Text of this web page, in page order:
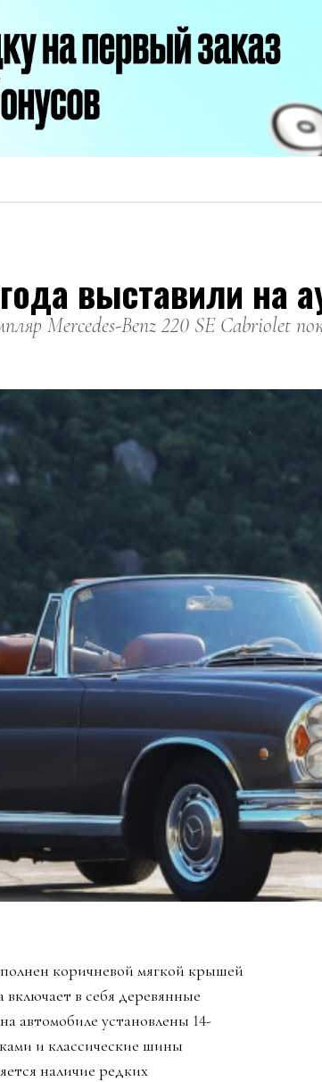
выставили на
Mercedes-Benz 220 SE Cabriolet
коричневой мягкой крышей
в себя деревянные
автомобиле установлены 14-
и классические шины
наличие редких